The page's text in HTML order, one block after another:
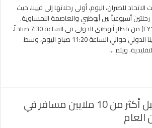
للطيران، اليوم، أولى رحلاتها إلى فيينا، حيث
أسبوعياً بين أبوظبي والعاصمة النمساوية.
وغادرت الرحلة رقم (EY147) من مطار أبوظبي الدولي في الساعة 7:30 صباحاً،
ومن لتصل إلى مطار فيينا الدولي حوالي الساعة 11:20 صباح اليوم، وسط
ويتم …
مطار دبي يستقبل أكثر من 10 ملايين مسافر في